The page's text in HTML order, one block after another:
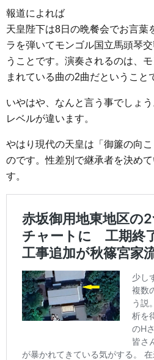
報道によれば
天皇陛下は8日の晩餐会でお言葉
ラを弾いてモンゴル国立馬頭琴
うことです。演奏されるのは、
まれている曲の2曲だということ
いやはや、なんと言う事でしょ
レベルが違います。
やはり現代の天皇は「御簾の向
のです。性差別で継承者を決め
す。